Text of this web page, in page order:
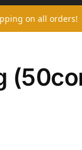
on all orders!